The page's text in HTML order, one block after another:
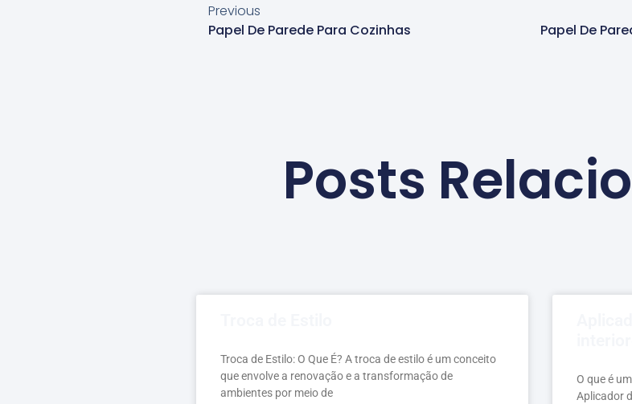
Previous
Papel De Parede Para Cozinhas
Posts
Troca de Estilo: O Que É? A troca de estilo é um conceito
que envolve a renovação e a transformação de
ambientes por meio de
O que é
Aplicador